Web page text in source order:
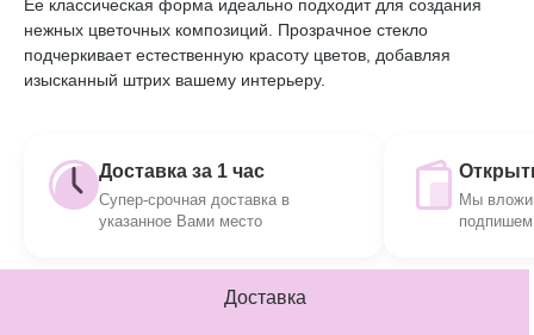
Ее классическая форма идеально подходит для создания
нежных цветочных композиций. Прозрачное стекло
подчеркивает естественную красоту цветов, добавляя
изысканный штрих вашему интерьеру.
Доставка за 1 час
Супер-срочная доставка в
указанное Вами место
Мы
Доставка